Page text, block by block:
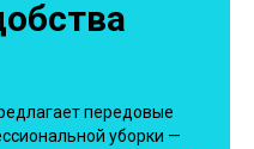
передовые
уборки —